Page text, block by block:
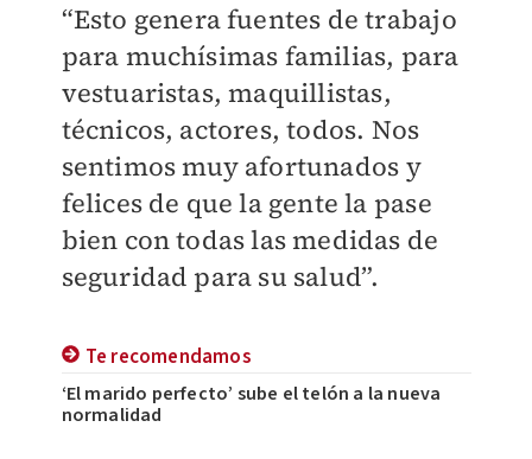
“Esto genera fuentes de trabajo
para muchísimas familias, para
vestuaristas, maquillistas,
técnicos, actores, todos. Nos
sentimos muy afortunados y
felices de que la gente la pase
bien con todas las medidas de
seguridad para su salud”.
Te recomendamos
‘El marido perfecto’ sube el telón a la nueva
normalidad